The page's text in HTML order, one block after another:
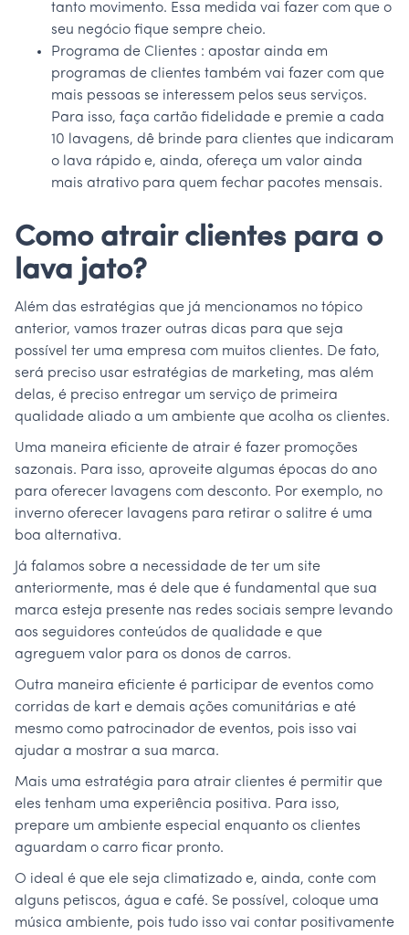
tanto movimento. Essa medida vai fazer com que o
seu negócio fique sempre cheio.
Programa de Clientes : apostar ainda em
programas de clientes também vai fazer com que
mais pessoas se interessem pelos seus serviços.
Para isso, faça cartão fidelidade e premie a cada
10 lavagens, dê brinde para clientes que indicaram
o lava rápido e, ainda, ofereça um valor ainda
mais atrativo para quem fechar pacotes mensais.
Como atrair clientes para o
lava jato?
Além das estratégias que já mencionamos no tópico
anterior, vamos trazer outras dicas para que seja
possível ter uma empresa com muitos clientes. De fato,
será preciso usar estratégias de marketing, mas além
delas, é preciso entregar um serviço de primeira
qualidade aliado a um ambiente que acolha os clientes.
Uma maneira eficiente de atrair é fazer promoções
sazonais. Para isso, aproveite algumas épocas do ano
para oferecer lavagens com desconto. Por exemplo, no
inverno oferecer lavagens para retirar o salitre é uma
boa alternativa.
Já falamos sobre a necessidade de ter um site
anteriormente, mas é dele que é fundamental que sua
marca esteja presente nas redes sociais sempre levando
aos seguidores conteúdos de qualidade e que
agreguem valor para os donos de carros.
Outra maneira eficiente é participar de eventos como
corridas de kart e demais ações comunitárias e até
mesmo como patrocinador de eventos, pois isso vai
ajudar a mostrar a sua marca.
Mais uma estratégia para atrair clientes é permitir que
eles tenham uma experiência positiva. Para isso,
prepare um ambiente especial enquanto os clientes
aguardam o carro ficar pronto.
O ideal é que ele seja climatizado e, ainda, conte com
alguns petiscos, água e café. Se possível, coloque uma
música ambiente, pois tudo isso vai contar positivamente